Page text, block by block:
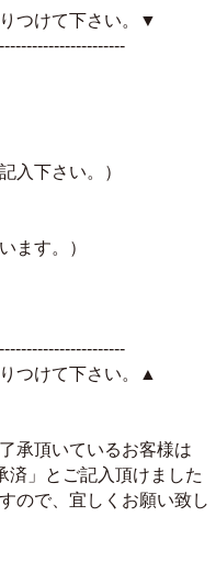
つけて下さい。▼
入下さい。）
ます。）
つけて下さい。▲
承頂いているお客様は
済」とご記入頂けました
ので、宜しくお願い致し